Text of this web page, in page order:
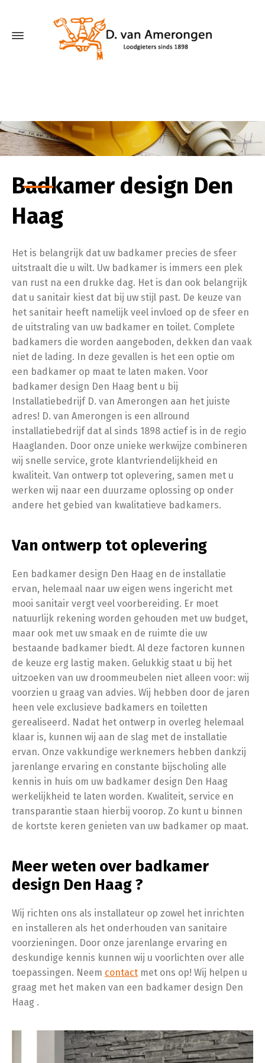
Badkamer design Den
Haag
Het is belangrijk dat uw badkamer precies de sfeer
uitstraalt die u wilt. Uw badkamer is immers een plek
van rust na een drukke dag. Het is dan ook belangrijk
dat u sanitair kiest dat bij uw stijl past. De keuze van
het sanitair heeft namelijk veel invloed op de sfeer en
de uitstraling van uw badkamer en toilet. Complete
badkamers die worden aangeboden, dekken dan vaak
niet de lading. In deze gevallen is het een optie om
een badkamer op maat te laten maken. Voor
badkamer design Den Haag bent u bij
Installatiebedrijf D. van Amerongen aan het juiste
adres! D. van Amerongen is een allround
installatiebedrijf dat al sinds 1898 actief is in de regio
Haaglanden. Door onze unieke werkwijze combineren
wij snelle service, grote klantvriendelijkheid en
kwaliteit. Van ontwerp tot oplevering, samen met u
werken wij naar een duurzame oplossing op onder
andere het gebied van kwalitatieve badkamers.
Van ontwerp tot oplevering
Een badkamer design Den Haag en de installatie
ervan, helemaal naar uw eigen wens ingericht met
mooi sanitair vergt veel voorbereiding. Er moet
natuurlijk rekening worden gehouden met uw budget,
maar ook met uw smaak en de ruimte die uw
bestaande badkamer biedt. Al deze factoren kunnen
de keuze erg lastig maken. Gelukkig staat u bij het
uitzoeken van uw droommeubelen niet alleen voor: wij
voorzien u graag van advies. Wij hebben door de jaren
heen vele exclusieve badkamers en toiletten
gerealiseerd. Nadat het ontwerp in overleg helemaal
klaar is, kunnen wij aan de slag met de installatie
ervan. Onze vakkundige werknemers hebben dankzij
jarenlange ervaring en constante bijscholing alle
kennis in huis om uw badkamer design Den Haag
werkelijkheid te laten worden. Kwaliteit, service en
transparantie staan hierbij voorop. Zo kunt u binnen
de kortste keren genieten van uw badkamer op maat.
Meer weten over badkamer
design Den Haag ?
Wij richten ons als installateur op zowel het inrichten
en installeren als het onderhouden van sanitaire
voorzieningen. Door onze jarenlange ervaring en
deskundige kennis kunnen wij u voorlichten over alle
toepassingen. Neem contact met ons op! Wij helpen u
graag met het maken van een badkamer design Den
Haag .